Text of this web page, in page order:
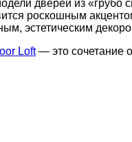
дверей из
роскошным
эстетическим
Loft— это сочетание